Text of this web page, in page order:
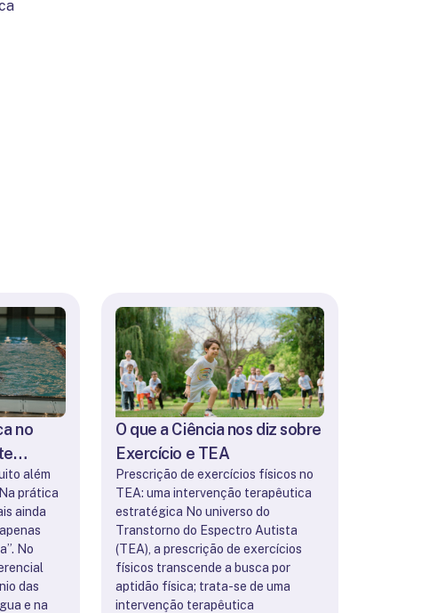
no
na
além
prática
ainda
No
das
e na
O que a Ciência nos diz sobre
Exercício e TEA
Prescrição de exercícios físicos no
TEA: uma intervenção terapêutica
estratégica No universo do
Transtorno do Espectro Autista
(TEA), a prescrição de exercícios
físicos transcende a busca por
aptidão física; trata-se de uma
intervenção terapêutica